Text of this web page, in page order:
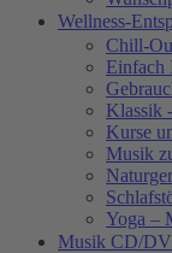
Wellness-
Chill-
Einfach
Klassik
Kurse
Musik
Yoga –
Musik CD/